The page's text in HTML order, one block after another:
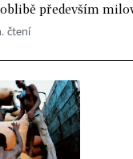
především
čtení